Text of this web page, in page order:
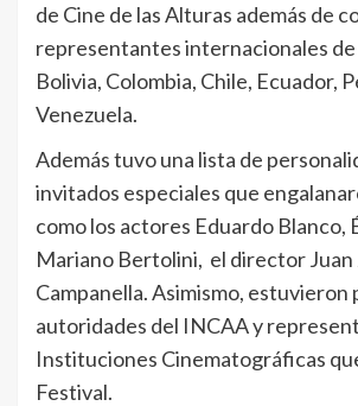
de Cine de las Alturas además de
representantes internacionales de
Bolivia, Colombia, Chile, Ecuador,
Venezuela.
Además tuvo una lista de
invitados especiales que
como los actores Eduardo Blanco,
Mariano Bertolini, el director Juan
Campanella. Asimismo, estuvieron
autoridades del INCAA y
Instituciones Cinematográficas
Festival.